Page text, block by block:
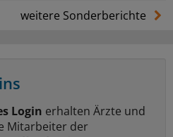
weitere Sonderberichte
Login erhalten Ärzte und
Mitarbeiter der